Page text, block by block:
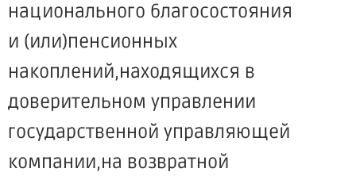
национального благосостояния
и (или)пенсионных
накоплений,находящихся в
доверительном управлении
государственной управляющей
компании,на возвратной